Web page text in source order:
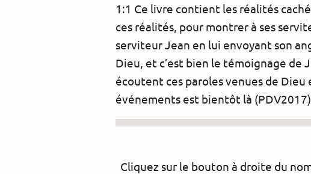
1:1 Ce livre contient les réalités
ces réalités, pour montrer à ses
serviteur Jean en lui envoyant son
Dieu, et c’est bien le témoignage de
écoutent ces paroles venues de
événements est bientôt là
Cliquez sur le bouton à droite du